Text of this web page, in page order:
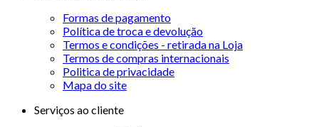
Formas de pagamento
Política de troca e devolução
Termos e condições - retirada na Loja
Termos de compras internacionais
Politica de privacidade
Mapa do site
Serviços ao cliente